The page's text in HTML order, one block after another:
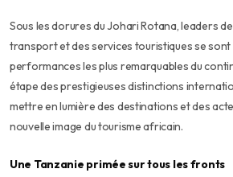
Sous les dorures du Johari Rotana, leaders
transport et des services touristiques se
performances les plus remarquables du
étape des prestigieuses distinctions
mettre en lumière des destinations et des
nouvelle image du tourisme africain.
Une Tanzanie primée sur tous les fronts